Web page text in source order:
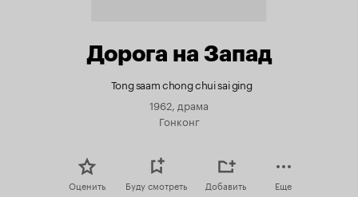
Дорога на Запад
Tong saam chong chui sai ging
1962, драма
Гонконг
Оценить Буду смотреть Добавить Еще